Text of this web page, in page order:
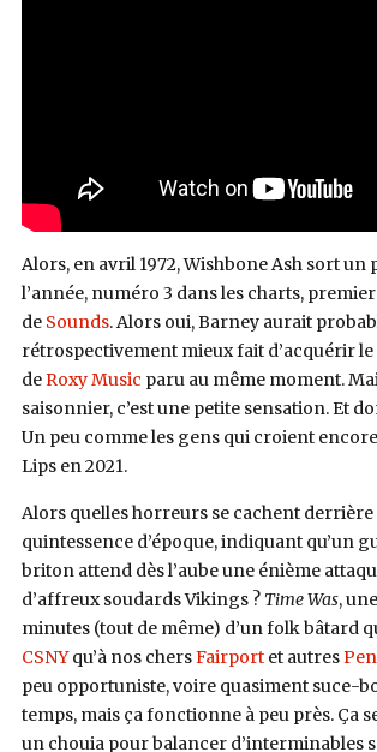
Alors, en avril 1972, Wishbone Ash sort un
l’année, numéro 3 dans les charts,
de Sounds. Alors oui, Barney aurait
rétrospectivement mieux fait d’acquérir
deRoxy Music paru au même moment.
saisonnier, c’est une petite sensation. Et
Un peu comme les gens qui croient
Lips en 2021.
Alors quelles horreurs se cachent derrière
quintessence d’époque, indiquant qu’un
briton attend dès l’aube une énième
d’affreux soudards Vikings ? Time Was,
minutes (tout de même) d’un folk bâtard
CSNYqu’à nos chersFairportet autres
peu opportuniste, voire quasiment suce-
temps, mais ça fonctionne à peu près. Ça
un chouia pour balancer d’interminables